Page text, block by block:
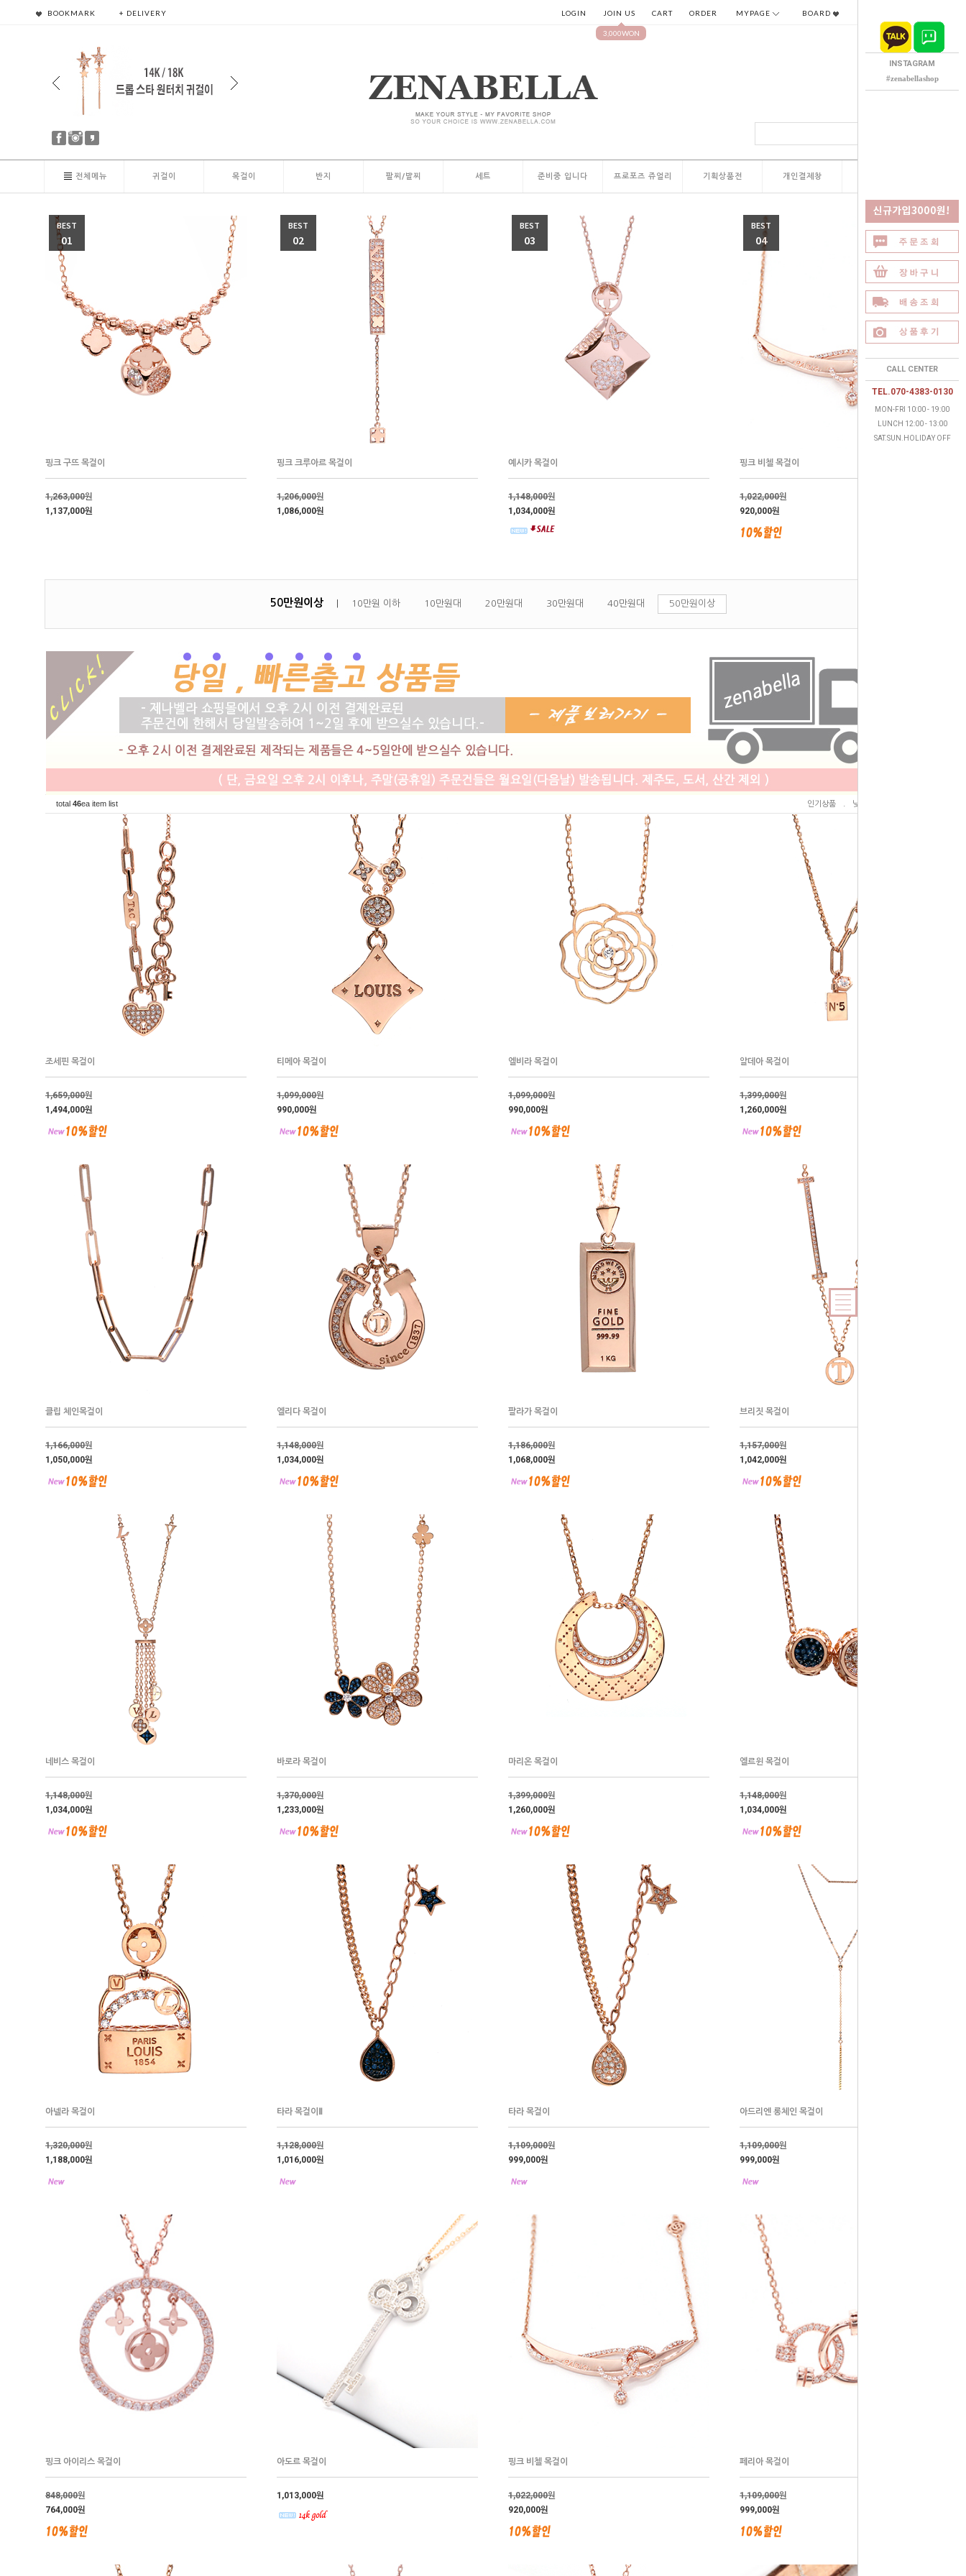
INSTAGRAM
#zenabellashop
CALL CENTER
TEL.070-4383-0130
MON-FRI 10:00 - 19:00
LUNCH 12:00 - 13:00
SAT.SUN.HOLIDAY OFF
BOOKMARK + DELIVERY LOGIN JOIN US
3,000WON
CART ORDER MYPAGE BOARD
전체메뉴 귀걸이 목걸이 반지 팔찌/발찌 세트 준비중 입니다 프로포즈 쥬얼리 기획상품전 개인결제창
BEST
01
핑크 구뜨 목걸이
1,263,000원
1,137,000원
BEST
02
핑크 크루아르 목걸이
1,206,000원
1,086,000원
BEST
03
예시카 목걸이
1,148,000원
1,034,000원
BEST
04
핑크 비첼 목걸이
1,022,000원
920,000원
50만원이상 10만원 이하 10만원대 20만원대 30만원대 40만원대 50만원이상
total 46ea item list 인기상품 낮은가격
조세핀 목걸이
1,659,000원
1,494,000원
티메아 목걸이
1,099,000원
990,000원
엘비라 목걸이
1,099,000원
990,000원
알데아 목걸이
1,399,000원
1,260,000원
클립 체인목걸이
1,166,000원
1,050,000원
엘리다 목걸이
1,148,000원
1,034,000원
팔라가 목걸이
1,186,000원
1,068,000원
브리짓 목걸이
1,157,000원
1,042,000원
네비스 목걸이
1,148,000원
1,034,000원
바로라 목걸이
1,370,000원
1,233,000원
마리온 목걸이
1,399,000원
1,260,000원
엘르윈 목걸이
1,148,000원
1,034,000원
아넬라 목걸이
1,320,000원
1,188,000원
타라 목걸이Ⅱ
1,128,000원
1,016,000원
타라 목걸이
1,109,000원
999,000원
아드리엔 롱체인 목걸이
1,109,000원
999,000원
핑크 아이리스 목걸이
848,000원
764,000원
아도르 목걸이
1,013,000원
핑크 비첼 목걸이
1,022,000원
920,000원
페리아 목걸이
1,109,000원
999,000원